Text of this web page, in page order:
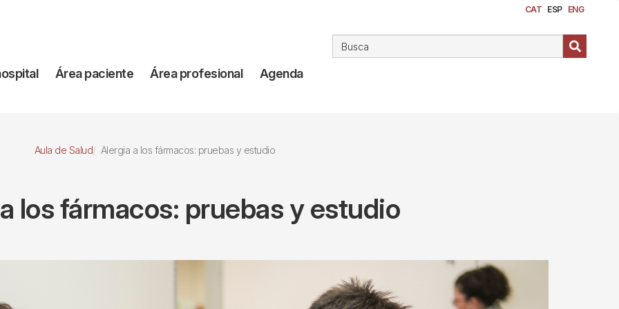
CAT ESP ENG
Área paciente Área profesional Agenda
Aula de Salud Alergia a los fármacos: pruebas y estudio
los fármacos: pruebas y estudio